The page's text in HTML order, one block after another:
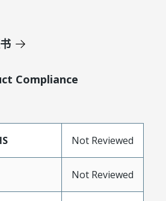
Compliance
Not Reviewed
Not Reviewed